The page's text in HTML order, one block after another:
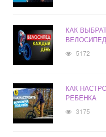
КАК
ВЕЛОСИПЕД
5172
КАК
РЕБЕНКА
3175